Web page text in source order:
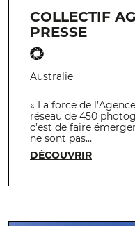
COLLECTIF
PRESSE
Australie
« La force de
réseau de 450
c’est de faire
ne sont pas…
DÉCOUVRIR